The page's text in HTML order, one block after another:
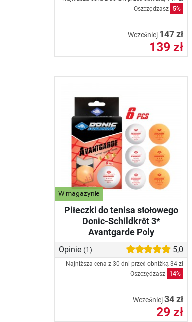
Oszczędzasz 5%
Wcześniej 147 zł
139 zł
W magazynie
Piłeczki do tenisa stołowego
Donic-Schildkröt 3*
Avantgarde Poly
Opinie (1) 5,0
Najniższa cena z 30 dni przed obniżką 34 zł
Oszczędzasz
14%
Wcześniej34 zł
29 zł